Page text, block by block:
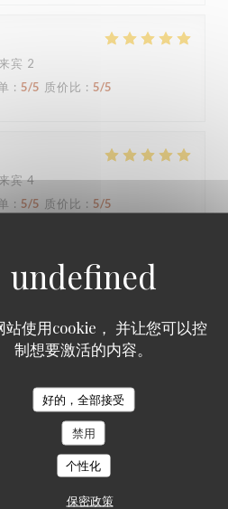
站使用cookie， 并让您可以控
制想要激活的内容。
好的，全部接受
禁用
个性化
保密政策
宾 2
: 5/5 质价比 : 5/5
宾 4
: 5/5 质价比 : 5/5
produits frais, le tout à prix
restaurant et toujours au top.
宾 5
/5 质价比: 5/5